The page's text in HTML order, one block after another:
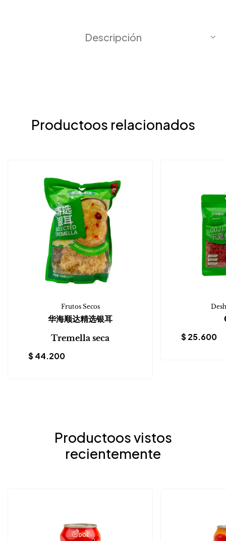
Descripción
Productoos relacionados
Frutos Secos
华海顺达精选银耳
Tremella seca
$44.200
$25.600
Productoos vistos
recientemente